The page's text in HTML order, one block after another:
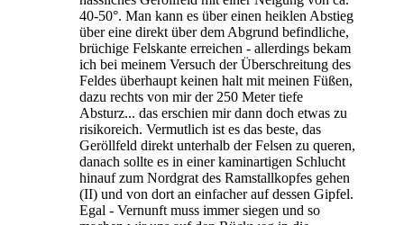
40-50°. Man kann es über einen heiklen Abstieg
über eine direkt über dem Abgrund befindliche,
brüchige Felskante erreichen - allerdings bekam
ich bei meinem Versuch der Überschreitung des
Feldes überhaupt keinen halt mit meinen Füßen,
dazu rechts von mir der 250 Meter tiefe
Absturz... das erschien mir dann doch etwas zu
risikoreich. Vermutlich ist es das beste, das
Geröllfeld direkt unterhalb der Felsen zu queren,
danach sollte es in einer kaminartigen Schlucht
hinauf zum Nordgrat des Ramstallkopfes gehen
(II) und von dort an einfacher auf dessen Gipfel.
Egal - Vernunft muss immer siegen und so